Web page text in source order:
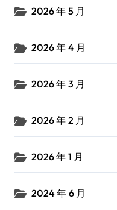
2026 年 5 月
2026 年 4 月
2026 年 3 月
2026 年 2 月
2026 年 1 月
2024 年 6 月